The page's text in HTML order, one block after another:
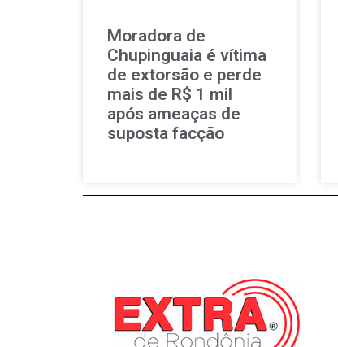
Moradora de
Chupinguaia é vítima
de extorsão e perde
mais de R$ 1 mil
após ameaças de
suposta facção